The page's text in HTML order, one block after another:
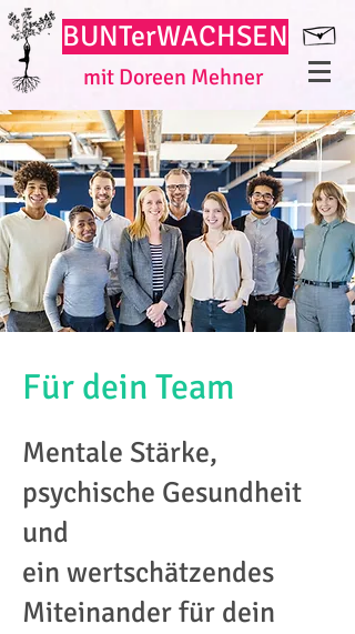
BUNTerWACHSEN
mit Doreen Mehner
Für dein Team
Mentale Stärke,
psychische Gesundheit
und
ein wertschätzendes
Miteinander für dein